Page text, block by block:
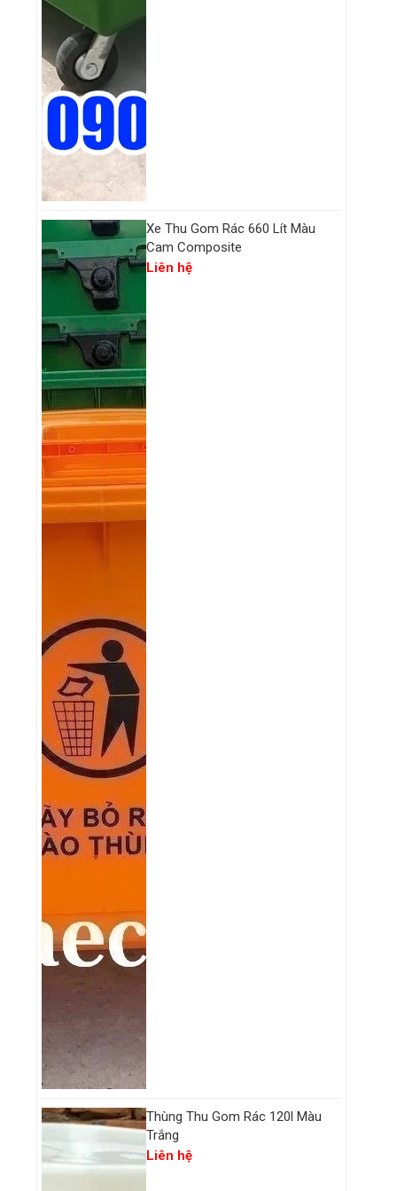
Xe Thu Gom Rác 660 Lít Màu
Cam Composite
Liên hệ
Thùng Thu Gom Rác 120l Màu
Trắng
Liên hệ